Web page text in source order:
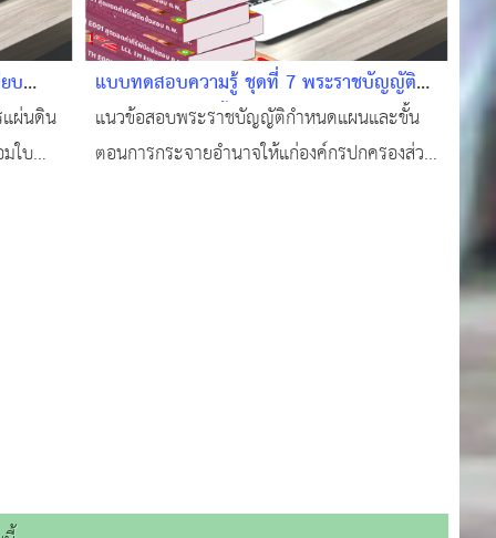
บ
ก้ไข
บ
ผ่นดิน
ใบ
แบบทดสอบความรู้ ชุดที่ 7 พระราชบัญญัติ
กำหนดแผนและขั้นตอนการกระจายอำนาจฯ
#แนวข้อสอบออนไลน์
แนวข้อสอบพระราชบัญญัติกำหนดแผนและขั้น
ตอนการกระจายอำนาจให้แก่องค์กรปกครองส่วน